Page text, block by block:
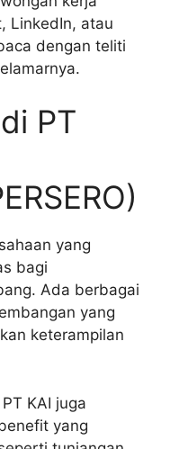
LinkedIn, atau
dengan teliti
PT
yang
bagi
Ada berbagai
yang
keterampilan
KAI juga
yang